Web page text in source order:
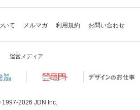
いて メルマガ 利用規約 お問い合わせ
運営メディア
1997-2026 JDN Inc.